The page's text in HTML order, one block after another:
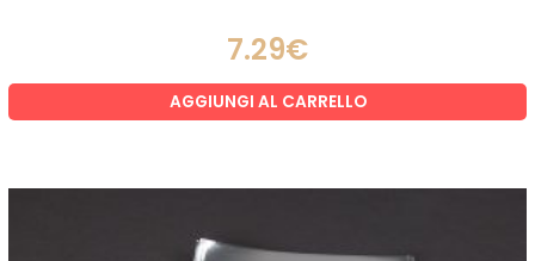
7.29€
AGGIUNGI AL CARRELLO